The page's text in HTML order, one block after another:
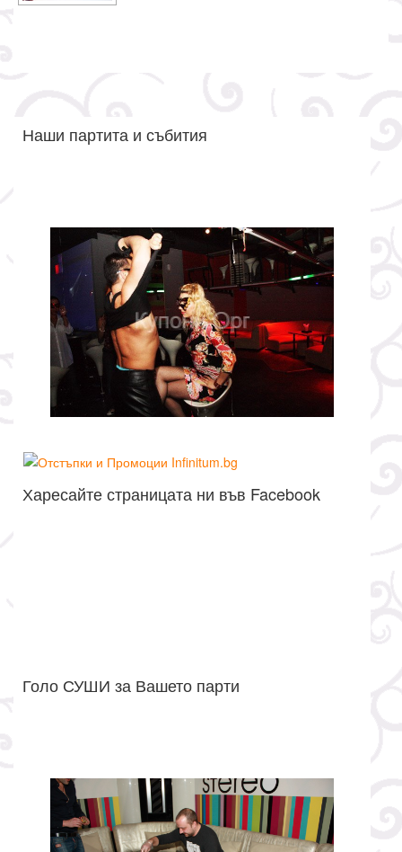
Наши партита и събития
Харесайте страницата ни във Facebook
Голо СУШИ за Вашето парти